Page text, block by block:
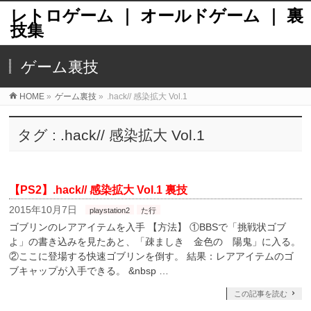
レトロゲーム ｜ オールドゲーム ｜ 裏
技集
ゲーム裏技
HOME » ゲーム裏技 » .hack// 感染拡大 Vol.1
タグ : .hack// 感染拡大 Vol.1
【PS2】.hack// 感染拡大 Vol.1 裏技
2015年10月7日 playstation2 た行
ゴブリンのレアアイテムを入手 【方法】 ①BBSで「挑戦状ゴブ
よ」の書き込みを見たあと、「疎ましき 金色の 陽鬼」に入る。
②ここに登場する快速ゴブリンを倒す。 結果：レアアイテムのゴ
ブキャップが入手できる。 &nbsp …
この記事を読む